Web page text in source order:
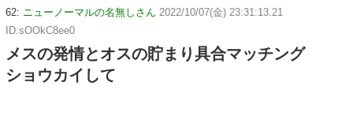
62: ニューノーマルの名無しさん 2022/10/07(金) 23:31:13.21
ID:sOOkC8ee0
メスの発情とオスの貯まり具合マッチング
ショウカイして